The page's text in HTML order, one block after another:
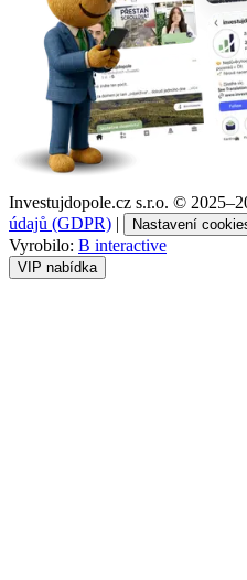
Investujdopole.cz s.r.o. ©
údajů (GDPR) | Nastavení
Vyrobilo: B interactive
VIP nabídka